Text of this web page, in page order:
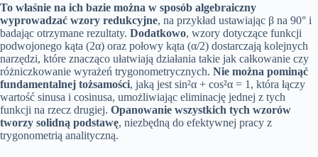
To właśnie na ich bazie można w sposób algebraiczny
wyprowadzać wzory redukcyjne, na przykład ustawiając β na 90° i
badając otrzymane rezultaty. Dodatkowo, wzory dotyczące funkcji
podwojonego kąta (2α) oraz połowy kąta (α/2) dostarczają kolejnych
narzędzi, które znacząco ułatwiają działania takie jak całkowanie czy
różniczkowanie wyrażeń trygonometrycznych. Nie można pominąć
fundamentalnej tożsamości, jaką jest sin²α + cos²α = 1, która łączy
wartość sinusa i cosinusa, umożliwiając eliminację jednej z tych
funkcji na rzecz drugiej. Opanowanie wszystkich tych wzorów
tworzy solidną podstawę, niezbędną do efektywnej pracy z
trygonometrią analityczną.